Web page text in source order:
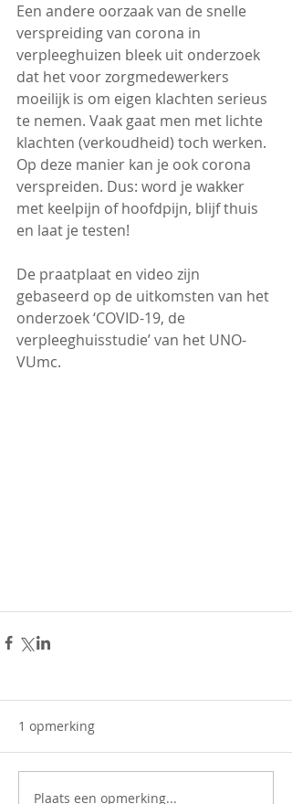
Een andere oorzaak van de snelle
verspreiding van corona in
verpleeghuizen bleek uit onderzoek
dat het voor zorgmedewerkers
moeilijk is om eigen klachten serieus
te nemen. Vaak gaat men met lichte
klachten (verkoudheid) toch werken.
Op deze manier kan je ook corona
verspreiden. Dus: word je wakker
met keelpijn of hoofdpijn, blijf thuis
en laat je testen!
De praatplaat en video zijn
gebaseerd op de uitkomsten van het
onderzoek ‘COVID-19, de
verpleeghuisstudie’ van het UNO-
VUmc.
1 opmerking
Plaats een opmerking...